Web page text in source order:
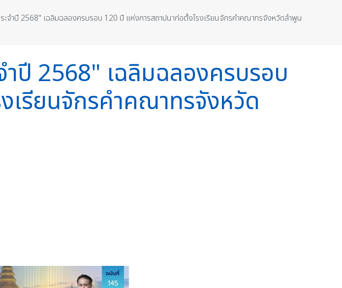
จำปี 2568" เฉลิมฉลองครบรอบ 120 ปี แห่งการสถาปนาก่อตั้งโรงเรียนจักรคำคณาทรจังหวัดลำพูน
ปี 2568" เฉลิมฉลองครบรอบ
เรียนจักรคำคณาทรจังหวัด